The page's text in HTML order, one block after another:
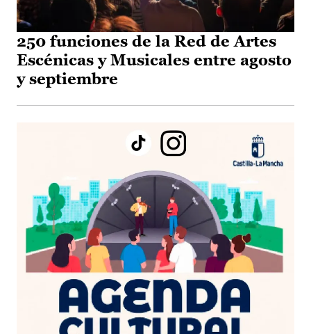
250 funciones de la Red de Artes
Escénicas y Musicales entre agosto
y septiembre